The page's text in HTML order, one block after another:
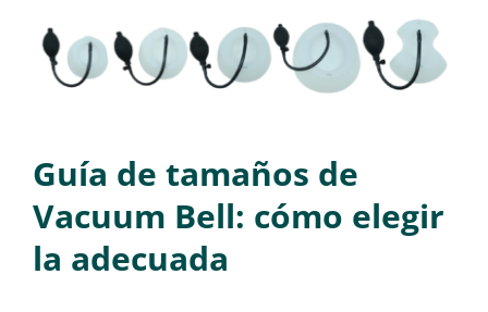
Guía de tamaños de
Vacuum Bell: cómo elegir
la adecuada